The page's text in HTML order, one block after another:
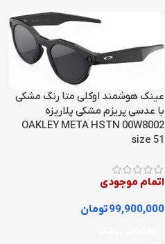
عینک هوشمند اوکلی متا رنگ مشکی
با عدسی پریزم مشکی پلاریزه
OAKLEY META HSTN 00W8002
size 51
اتمام موجودی
99,900,000تومان